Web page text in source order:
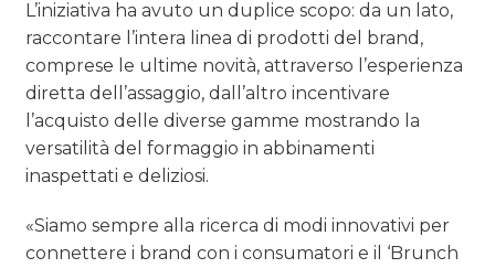
L’iniziativa ha avuto un duplice scopo: da un lato,
raccontare l’intera linea di prodotti del brand,
comprese le ultime novità, attraverso l’esperienza
diretta dell’assaggio, dall’altro incentivare
l’acquisto delle diverse gamme mostrando la
versatilità del formaggio in abbinamenti
inaspettati e deliziosi.
«Siamo sempre alla ricerca di modi innovativi per
connettere i brand con i consumatori e il ‘Brunch